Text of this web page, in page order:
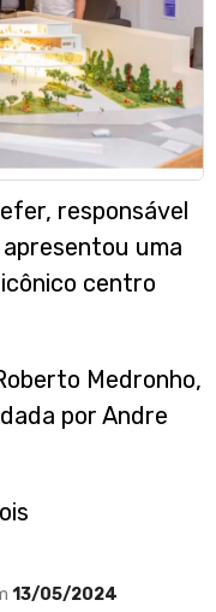
responsável
uma
centro
Medronho,
por Andre
13/05/2024